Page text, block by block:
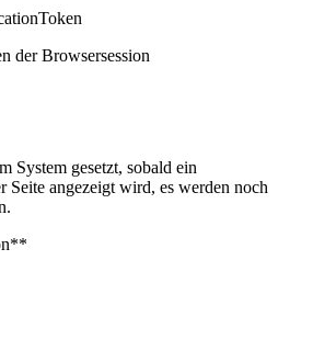
der Browsersession
System gesetzt, sobald ein
Seite angezeigt wird, es werden noch